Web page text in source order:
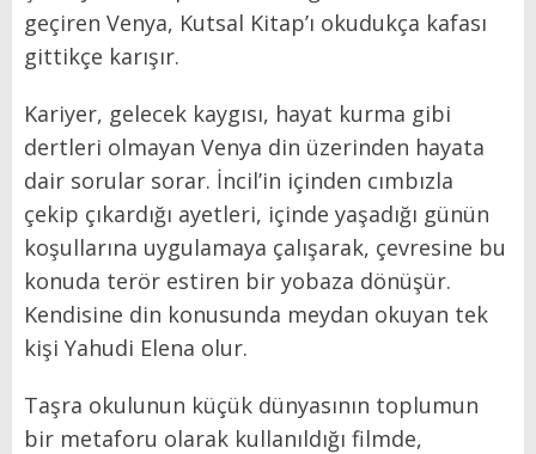
geçiren Venya, Kutsal Kitap’ı okudukça kafası
gittikçe karışır.
Kariyer, gelecek kaygısı, hayat kurma gibi
dertleri olmayan Venya din üzerinden hayata
dair sorular sorar. İncil’in içinden cımbızla
çekip çıkardığı ayetleri, içinde yaşadığı günün
koşullarına uygulamaya çalışarak, çevresine bu
konuda terör estiren bir yobaza dönüşür.
Kendisine din konusunda meydan okuyan tek
kişi Yahudi Elena olur.
Taşra okulunun küçük dünyasının toplumun
bir metaforu olarak kullanıldığı filmde,